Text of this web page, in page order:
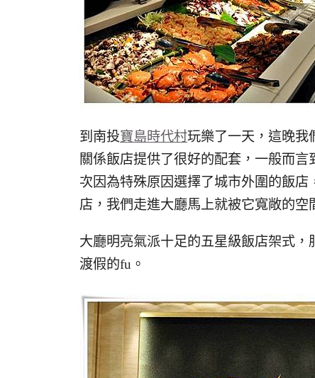
到南投寶島時代村玩樂了一天，這晚我
關係飯店提供了很好的配套，一般而
次因為特殊原因選擇了城市外圍的飯
店，我們走進大廳馬上就被它寬敞的空
大廳明亮氣派十足的五星級飯店架式
渡假的fu。